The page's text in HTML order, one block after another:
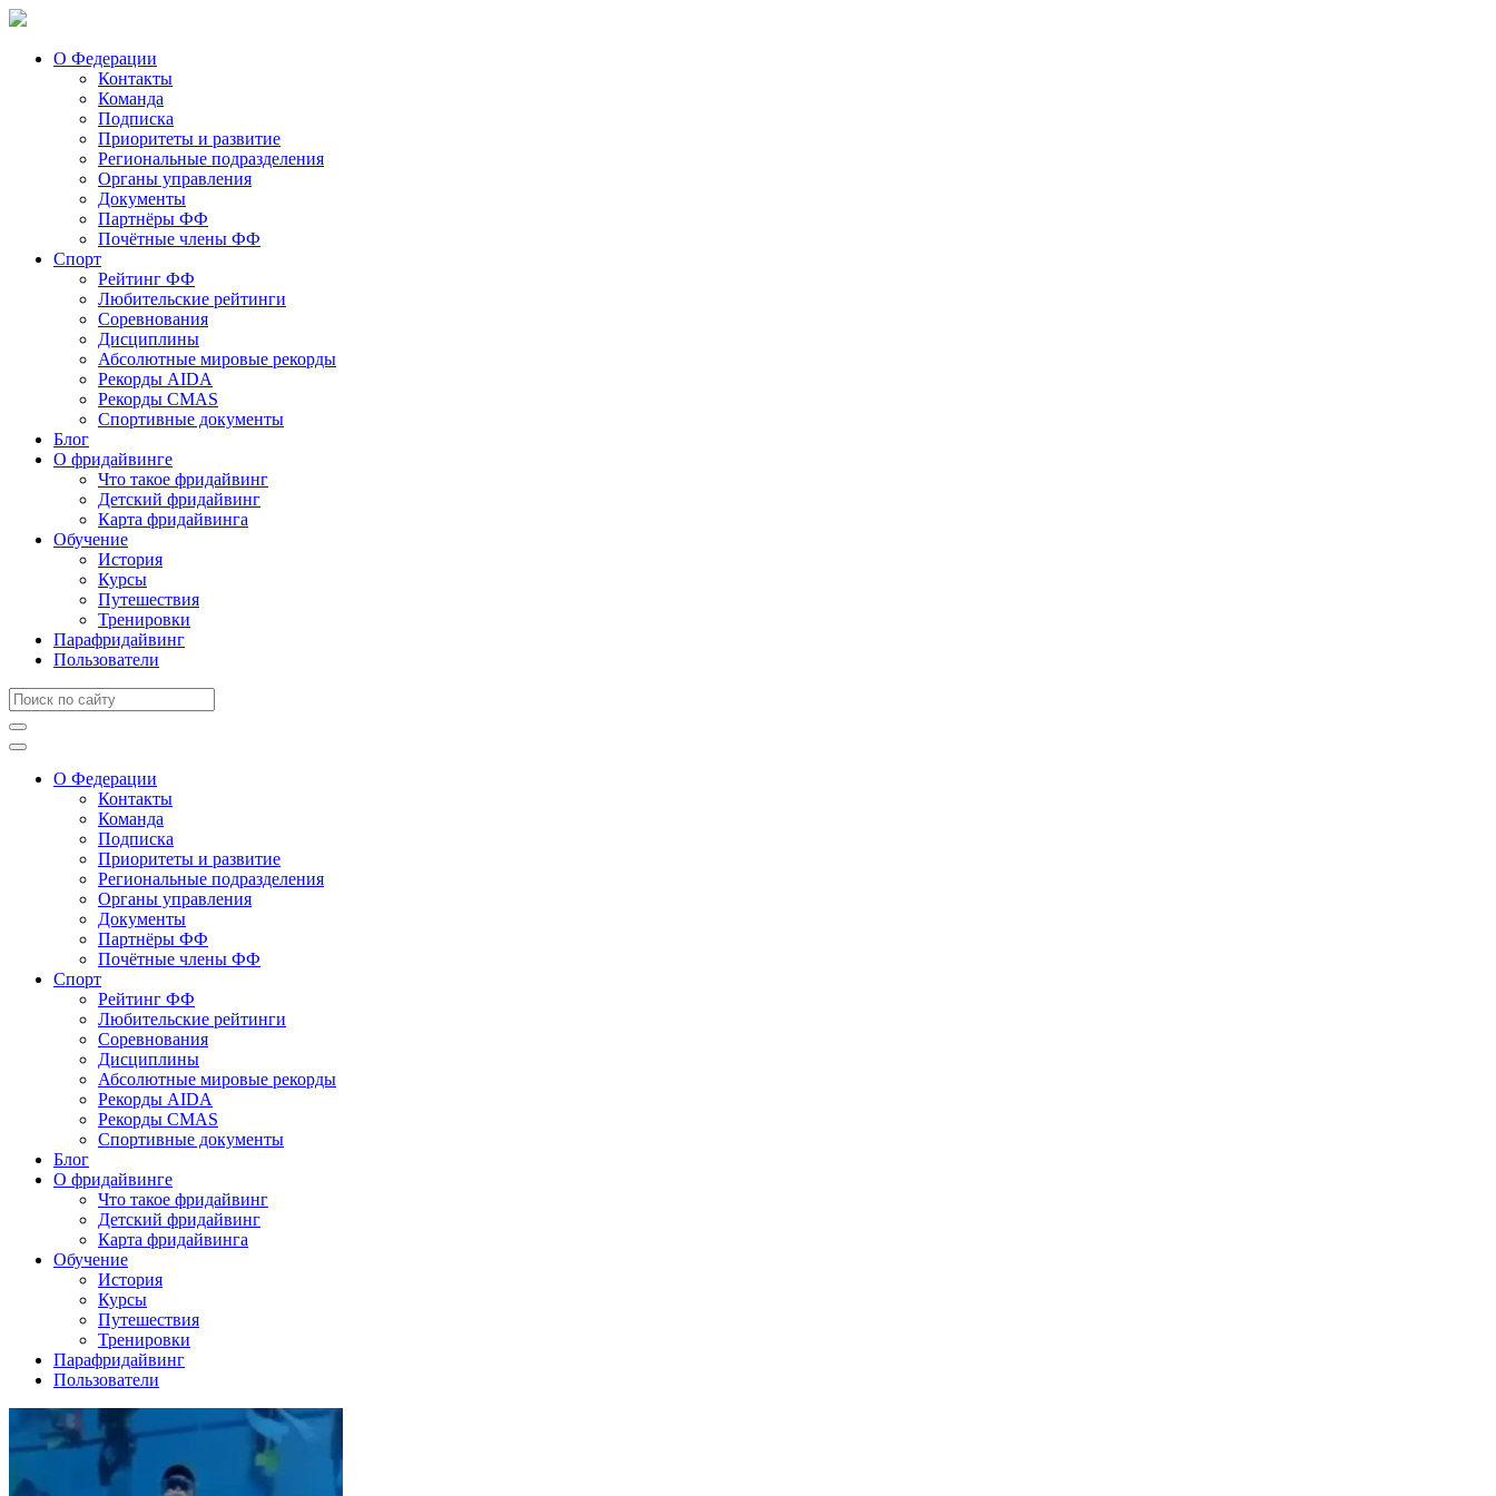
О Федерации
Контакты
Команда
Подписка
Приоритеты и развитие
Региональные подразделения
Органы управления
Документы
Партнёры ФФ
Почётные члены ФФ
Спорт
Рейтинг ФФ
Любительские рейтинги
Соревнования
Дисциплины
Абсолютные мировые рекорды
Рекорды AIDA
Рекорды CMAS
Спортивные документы
Блог
О фридайвинге
Что такое фридайвинг
Детский фридайвинг
Карта фридайвинга
Обучение
История
Курсы
Путешествия
Тренировки
Парафридайвинг
Пользователи
О Федерации
Контакты
Команда
Подписка
Приоритеты и развитие
Региональные подразделения
Органы управления
Документы
Партнёры ФФ
Почётные члены ФФ
Спорт
Рейтинг ФФ
Любительские рейтинги
Соревнования
Дисциплины
Абсолютные мировые рекорды
Рекорды AIDA
Рекорды CMAS
Спортивные документы
Блог
О фридайвинге
Что такое фридайвинг
Детский фридайвинг
Карта фридайвинга
Обучение
История
Курсы
Путешествия
Тренировки
Парафридайвинг
Пользователи